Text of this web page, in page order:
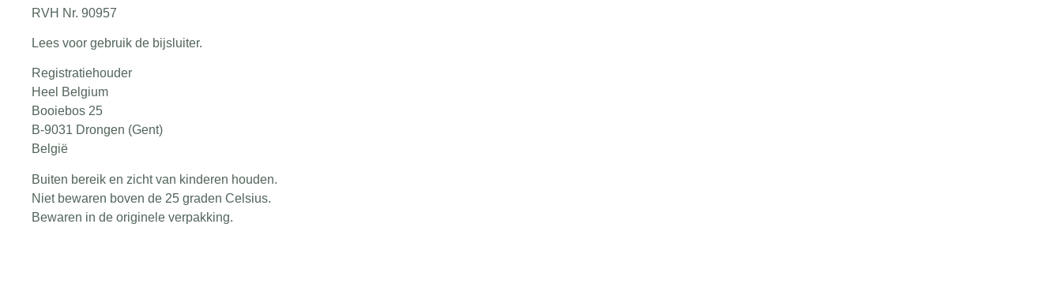
RVH Nr. 90957
Lees voor gebruik de bijsluiter.
Registratiehouder
Heel Belgium
Booiebos 25
B-9031 Drongen (Gent)
België
Buiten bereik en zicht van kinderen houden.
Niet bewaren boven de 25 graden Celsius.
Bewaren in de originele verpakking.